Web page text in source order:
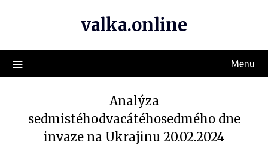
valka.online
Menu
Analýza
sedmistéhodvacátéhosedmého dne
invaze na Ukrajinu 20.02.2024